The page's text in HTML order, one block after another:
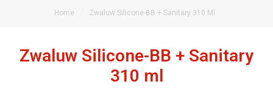
Home Zwaluw Silicone-BB + Sanitary 310 Ml
Zwaluw Silicone-BB + Sanitary
310 ml